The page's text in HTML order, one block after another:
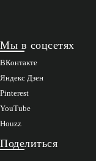
Мы в соцсетях
ВКонтакте
Яндекс Дзен
Pinterest
YouTube
Houzz
Поделиться